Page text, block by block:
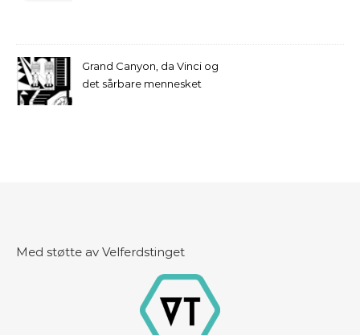
Grand Canyon, da Vinci og
det sårbare mennesket
Med støtte av Velferdstinget